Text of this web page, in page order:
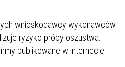
wnioskodawcy wykonawców
ryzyko próby oszustwa.
publikowane w internecie.